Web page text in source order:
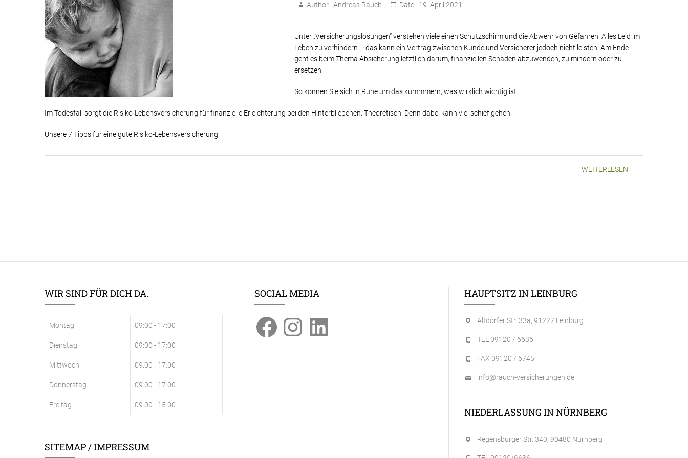
Author : Andreas Rauch Date : 19. April 2021
Unter „Versicherungslösungen“ verstehen viele einen Schutzschirm und die Abwehr von Gefahren. Alles Leid im
Leben zu verhindern – das kann ein Vertrag zwischen Kunde und Versicherer jedoch nicht leisten. Am Ende
geht es beim Thema Absicherung letztlich darum, finanziellen Schaden abzuwenden, zu mindern oder zu
ersetzen.
So können Sie sich in Ruhe um das kümmmern, was wirklich wichtig ist.
Im Todesfall sorgt die Risiko-Lebensversicherung für finanzielle Erleichterung bei den Hinterbliebenen. Theoretisch. Denn dabei kann viel schief gehen.
Unsere 7 Tipps für eine gute Risiko-Lebensversicherung!
WEITERLESEN
WIR SIND FÜR DICH DA.
Montag 09:00 - 17:00
Dienstag 09:00 - 17:00
Mittwoch 09:00 - 17:00
Donnerstag 09:00 - 17:00
Freitag 09:00 - 15:00
SITEMAP / IMPRESSUM
SOCIAL MEDIA
FacebookInstagramLinkedIn
HAUPTSITZ IN LEINBURG
Altdorfer Str. 33a, 91227 Leinburg
TEL 09120 / 6636
FAX 09120 / 6745
info@rauch-versicherungen.de
NIEDERLASSUNG IN NÜRNBERG
Regensburger Str. 340, 90480 Nürnberg